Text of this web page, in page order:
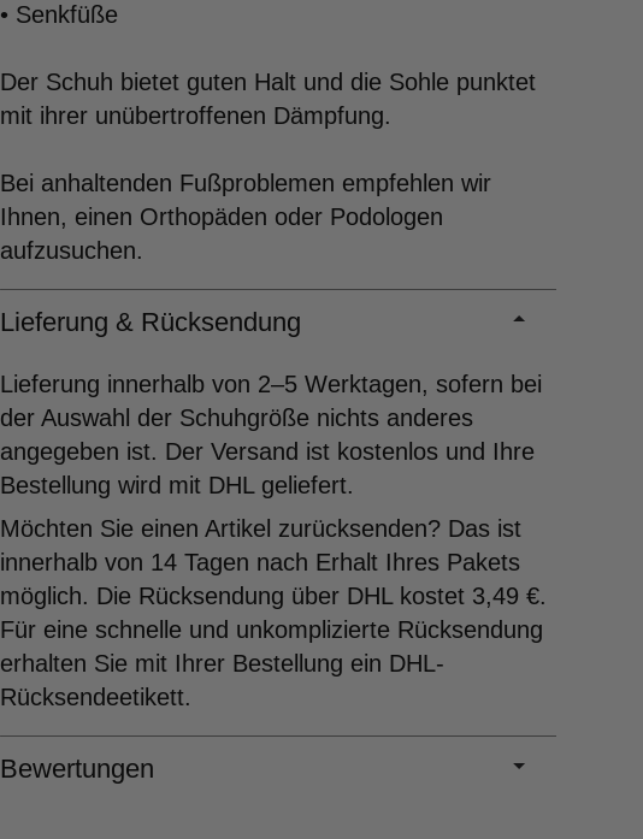
• Senkfüße
Der Schuh bietet guten Halt und die Sohle punktet
mit ihrer unübertroffenen Dämpfung.
Bei anhaltenden Fußproblemen empfehlen wir
Ihnen, einen Orthopäden oder Podologen
aufzusuchen.
Lieferung & Rücksendung
Lieferung innerhalb von 2–5 Werktagen, sofern bei
der Auswahl der Schuhgröße nichts anderes
angegeben ist. Der Versand ist kostenlos und Ihre
Bestellung wird mit DHL geliefert.
Möchten Sie einen Artikel zurücksenden? Das ist
innerhalb von 14 Tagen nach Erhalt Ihres Pakets
möglich. Die Rücksendung über DHL kostet 3,49 €.
Für eine schnelle und unkomplizierte Rücksendung
erhalten Sie mit Ihrer Bestellung ein DHL-
Rücksendeetikett.
Bewertungen